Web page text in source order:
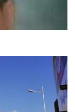
السعودية
تشرف
على
تشكيل
وحدات